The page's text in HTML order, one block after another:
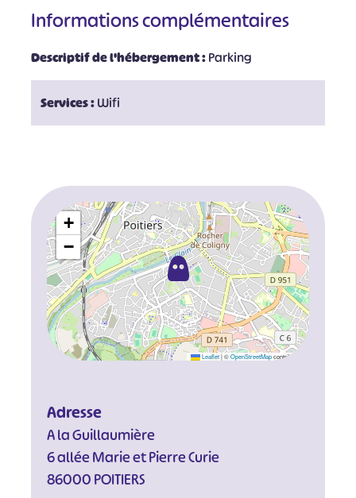
Informations complémentaires
Descriptif de l'hébergement :Parking
Services :Wifi
+
−
Leaflet |©OpenStreetMapcontributors
Adresse
A la Guillaumière
6 allée Marie et Pierre Curie
86000 POITIERS